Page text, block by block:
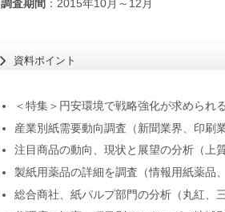
調査期間 ：2015年10月～12月
資料ポイント
＜特集＞円安環境で戦略強化が求められ
産業別紙需要動向調査（新聞業界、印刷
注目商品の動向、現状と展望の分析（上
製紙用薬品の詳細を調査（情報用紙薬品
総合商社、紙パルプ部門の分析（丸紅、